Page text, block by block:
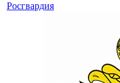
Росгвардия